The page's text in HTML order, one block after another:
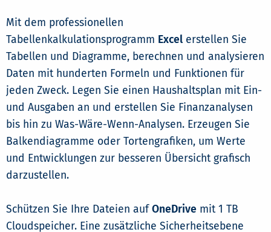
Mit dem professionellen
Tabellenkalkulationsprogramm Excel erstellen Sie
Tabellen und Diagramme, berechnen und analysieren
Daten mit hunderten Formeln und Funktionen für
jeden Zweck. Legen Sie einen Haushaltsplan mit Ein-
und Ausgaben an und erstellen Sie Finanzanalysen
bis hin zu Was-Wäre-Wenn-Analysen. Erzeugen Sie
Balkendiagramme oder Tortengrafiken, um Werte
und Entwicklungen zur besseren Übersicht grafisch
darzustellen.
Schützen Sie Ihre Dateien aufOneDrive mit 1 TB
Cloudspeicher. Eine zusätzliche Sicherheitsebene